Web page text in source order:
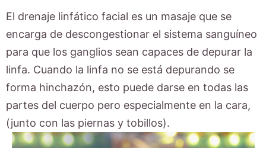
El drenaje linfático facial es un masaje que se
encarga de descongestionar el sistema sanguíneo
para que los ganglios sean capaces de depurar la
linfa. Cuando la linfa no se está depurando se
forma hinchazón, esto puede darse en todas las
partes del cuerpo pero especialmente en la cara,
(junto con las piernas y tobillos).